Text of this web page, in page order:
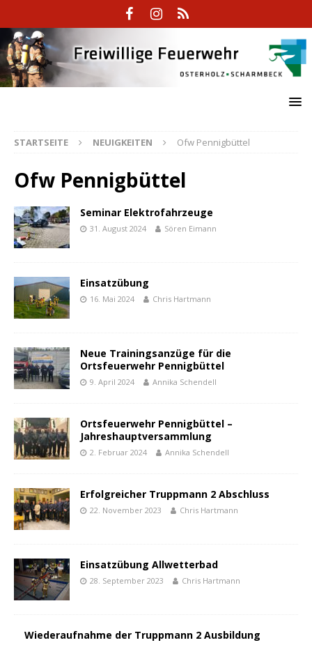
STARTSEITE NEUIGKEITEN Ofw Pennigbüttel
Ofw Pennigbüttel
Seminar Elektrofahrzeuge
31. August 2024 Sören Eimann
Einsatzübung
16. Mai 2024 Chris Hartmann
Neue Trainingsanzüge für die
Ortsfeuerwehr Pennigbüttel
9. April 2024 Annika Schendell
Ortsfeuerwehr Pennigbüttel –
Jahreshauptversammlung
2. Februar 2024 Annika Schendell
Erfolgreicher Truppmann 2 Abschluss
22. November 2023 Chris Hartmann
Einsatzübung Allwetterbad
28. September 2023 Chris Hartmann
Wiederaufnahme der Truppmann 2 Ausbildung